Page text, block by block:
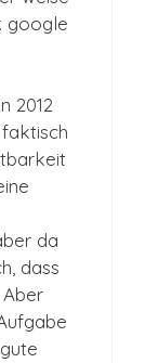
google
2012
da
dass